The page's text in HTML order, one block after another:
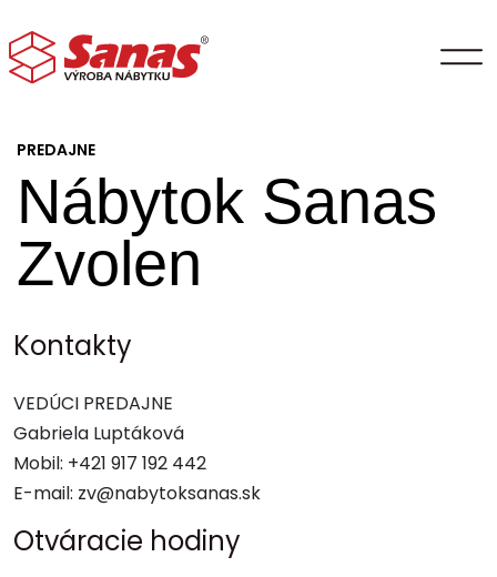
PREDAJNE
Nábytok Sanas
Zvolen
Kontakty
VEDÚCI PREDAJNE
Gabriela Luptáková
Mobil: +421 917 192 442
E-mail: zv@nabytoksanas.sk
Otváracie hodiny